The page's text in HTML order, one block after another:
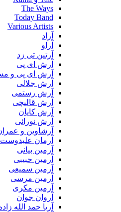
The Ways
Today Band
Various Artists
آرتین تی زد
آرش ای پی
آرش ای پی و مسیح
آرش جلالی
آرش رستمی
آرش قالیچی
آرش کایان
آرش نورائی
آرشاوین و عمران طاهری
آرمان علیدوست
آرمین بیانی
آرمین حبیبی
آرمین سمیعی
آرمین مرسی
آرمین مکری
آروان جوان
آریا حمد الله زاده